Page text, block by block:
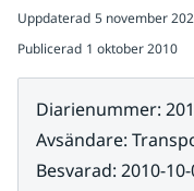
Uppdaterad 5 november
Publicerad 1 oktober 2010
Diarienummer:
Avsändare:
Besvarad: 2010-10-